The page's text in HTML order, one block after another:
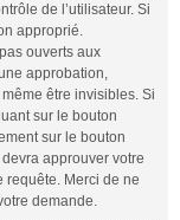
de l’utilisateur. Si
approprié.
ouverts aux
approbation,
être invisibles. Si
sur le bouton
sur le bouton
approuver votre
requête. Merci de ne
demande.